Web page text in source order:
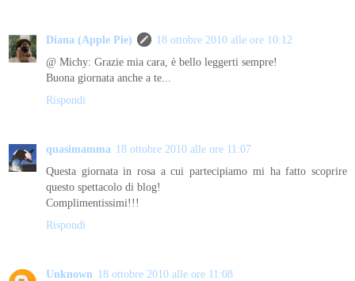
Diana (Apple Pie)
18 ottobre 2010 alle ore 10:12
@ Michy: Grazie mia cara, è bello leggerti sempre!
Buona giornata anche a te...
Rispondi
quasimamma 18 ottobre 2010 alle ore 11:07
Questa giornata in rosa a cui partecipiamo mi ha fatto scoprire
questo spettacolo di blog!
Complimentissimi!!!
Rispondi
Unknown 18 ottobre 2010 alle ore 11:08